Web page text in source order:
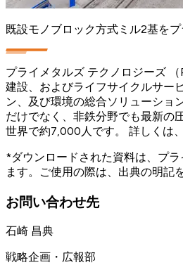
既設モノブロック方式ミル2基を
プライメタルズ テクノロジーズ
建設、およびライフサイクルサー
ン、及び環境の総合ソリューショ
だけでなく、非鉄分野でも最新の
世界で約7,000人です。 詳しくは
*ダウンロードされた資料は、プ
ます。ご使用の際は、出典の明記
お問い合わせ先
石崎 昌典
戦略企画・広報部